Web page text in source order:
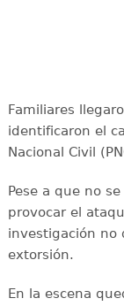
Familiares
identificaron el
Nacional Civil
Pese a que no
provocar el
investigación no
extorsión.
En la escena